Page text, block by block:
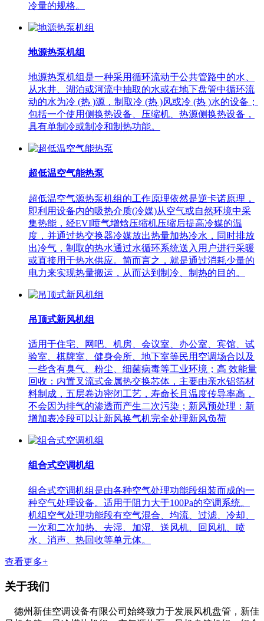
冷量的规格。
地源热泵机组
地源热泵机组是一种采用循环流动于公共管路中的水、
从水井、湖泊或河流中抽取的水或在地下盘管中循环流
动的水为冷 (热 )源，制取冷 (热 )风或冷 (热 )水的设备；
包括一个使用侧换热设备、压缩机、热源侧换热设备，
具有单制冷或制冷和制热功能。
超低温空气能热泵
超低温空气源热泵机组的工作原理依然是逆卡诺原理，
即利用设备内的吸热介质(冷媒)从空气或自然环境中采
集热能，经EVI喷气增焓压缩机压缩后提高冷媒的温
度，并通过热交换器冷媒放出热量加热冷水，同时排放
出冷气，制取的热水通过水循环系统送入用户进行采暖
或直接用于热水供应。简而言之，就是通过消耗少量的
电力来实现热量搬运，从而达到制冷、制热的目的。
吊顶式新风机组
适用于住宅、网吧、机房、会议室、办公室、宾馆、试
验室、棋牌室、健身会所、地下室等民用空调场合以及
一些含有臭气、粉尘、细菌病毒等工业环境；高 效能量
回收：内置叉流式金属热交换芯体，主要由亲水铝箔材
料制成，五层卷边密闭工艺，寿命长且温度传导率高，
不会因为排气的渗透而产生二次污染；新风预处理：新
增加表冷段可以让新风换气机完全处理新风负荷
组合式空调机组
组合式空调机组是由各种空气处理功能段组装而成的一
种空气处理设备。适用于阻力大于100Pa的空调系统。
机组空气处理功能段有空气混合、均流、过滤、冷却、
一次和二次加热、去湿、加湿、送风机、回风机、喷
水、消声、热回收等单元体。
查看更多+
关于我们
德州新佳空调设备有限公司始终致力于发展风机盘管，新佳